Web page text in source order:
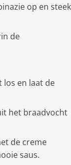
op en steek
de
los en laat de
het braadvocht
de creme
saus.